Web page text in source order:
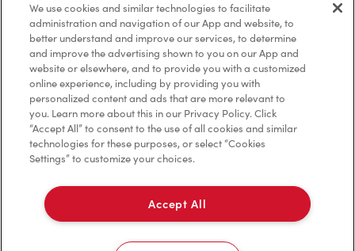
Communiquer avec nous
Foire aux questions
Politique de confidentialité
Conditions de service
Marques de commerce
Accessibilité
Diagnostic
We use cookies and similar technologies to facilitate
administration and navigation of our App and website, to
better understand and improve our services, to determine
and improve the advertising shown to you on our App and
website or elsewhere, and to provide you with a customized
online experience, including by providing you with
personalized content and ads that are more relevant to
you. Learn more about this in our Privacy Policy. Click
“Accept All” to consent to the use of all cookies and similar
technologies for these purposes, or select “Cookies
Settings” to customize your choices.
Accept All